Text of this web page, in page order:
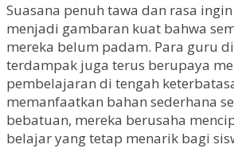
Suasana penuh tawa dan rasa
menjadi gambaran kuat bahwa
mereka belum padam. Para guru
terdampak juga terus berupaya
pembelajaran di tengah
memanfaatkan bahan sederhana
bebatuan, mereka berusaha
belajar yang tetap menarik bagi